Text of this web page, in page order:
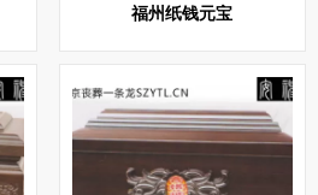
福州纸钱元宝